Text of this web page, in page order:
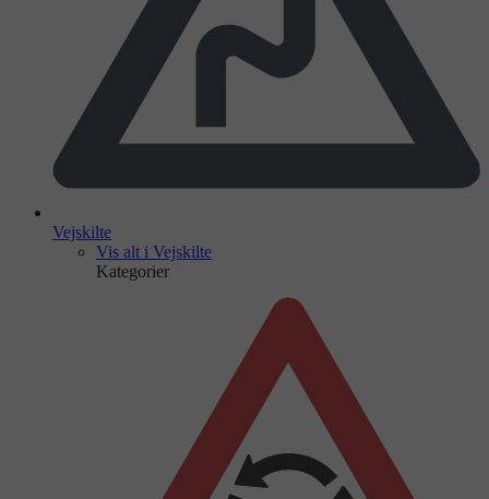
Vejskilte
Vis alt i Vejskilte
Kategorier